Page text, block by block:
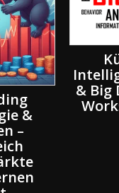
Künstliche
Seminar
Data Science
Ticket